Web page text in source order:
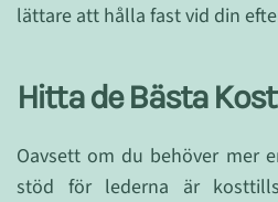
lättare att hålla fast vid din
Hitta de Bästa
Oavsett om du behöver mer
stöd för lederna är